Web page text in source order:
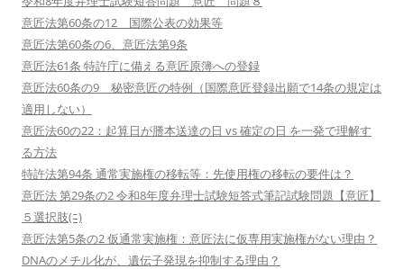
意匠法第60条の12 国際公表の効果等
意匠法第60条の6、意匠法第9条
意匠法61条 特許庁に備える意匠原簿への登録
意匠法60条の9 秘密意匠の特例（国際意匠登録出願で14条の規定は
適用しない）
意匠法60の22：起算日が謄本送達の日 vs 確定の日 を一発で理解す
る方法
特許法第94条 通常実施権の移転等：先使用権の移転の要件は？
意匠法 第29条の2 令和8年度弁理士試験短答式筆記試験問題【意匠】
５選択肢(ﾆ)
意匠法第5条の2 仮通常実施権：意匠法に仮専用実施権がない理由？
DNAのメチル化が、遺伝子発現を抑制する理由？